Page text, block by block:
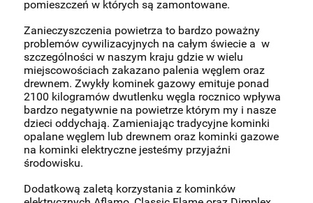
pomieszczeń w których są zamontowane.
Zanieczyszczenia powietrza to bardzo poważny
problemów cywilizacyjnych na całym świecie a w
szczególności w naszym kraju gdzie w wielu
miejscowościach zakazano palenia węglem oraz
drewnem. Zwykły kominek gazowy emituje ponad
2100 kilogramów dwutlenku węgla rocznico wpływa
bardzo negatywnie na powietrze którym my i nasze
dzieci oddychają. Zamieniając tradycyjne kominki
opalane węglem lub drewnem oraz kominki gazowe
na kominki elektryczne jesteśmy przyjaźni
środowisku.
Dodatkową zaletą korzystania z kominków